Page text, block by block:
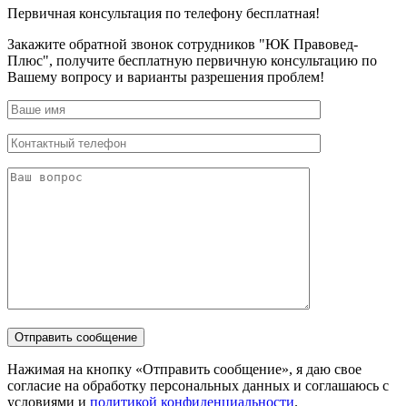
Первичная консультация по телефону бесплатная!
Закажите обратной звонок сотрудников "ЮК Правовед-
Плюс", получите бесплатную первичную консультацию по
Вашему вопросу и варианты разрешения проблем!
Нажимая на кнопку «Отправить сообщение», я даю свое
согласие на обработку персональных данных и соглашаюсь с
условиями и политикой конфиденциальности.